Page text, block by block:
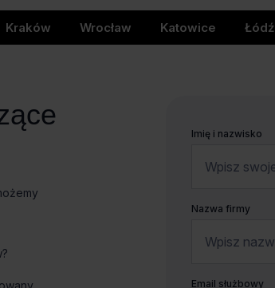
Kraków Wrocław Katowice Łódź
Imię i nazwisko
Nazwa firmy
Email służbowy